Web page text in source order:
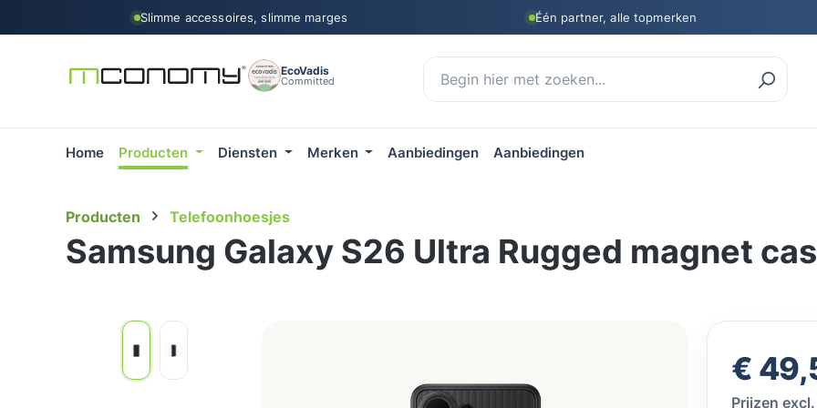
de hoofdinhoud
Ga naar de zoekopdracht
Ga naar de hoofdnavigatieSlimme accessoires, slimme marges Één partner, alle topmerken
EcoVadis
Committed
Home Producten Diensten Merken Aanbiedingen Aanbiedingen
Producten Telefoonhoesjes
Samsung Galaxy S26 Ultra Rugged magnet
Normale
€
Prijzen